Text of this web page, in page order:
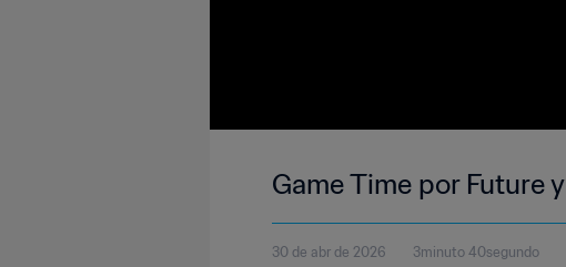
Game Time por Future
30 de abr de 2026 3minuto 40segundo